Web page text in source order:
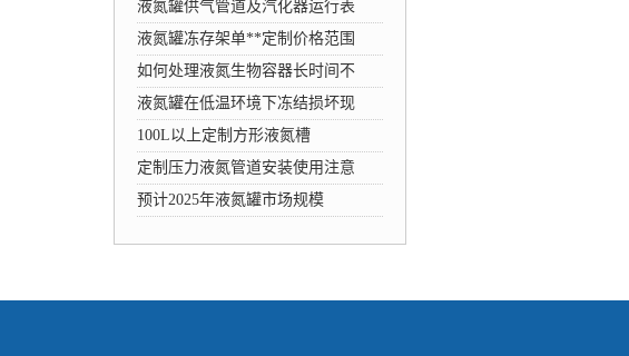
液氮罐供气管道及汽化器运行表
液氮罐冻存架单**定制价格范围
如何处理液氮生物容器长时间不
液氮罐在低温环境下冻结损坏现
100L以上定制方形液氮槽
定制压力液氮管道安装使用注意
预计2025年液氮罐市场规模